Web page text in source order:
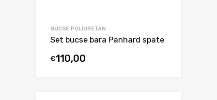
BUCSE POLIURETAN
Set bucse bara Panhard spate
€110,00